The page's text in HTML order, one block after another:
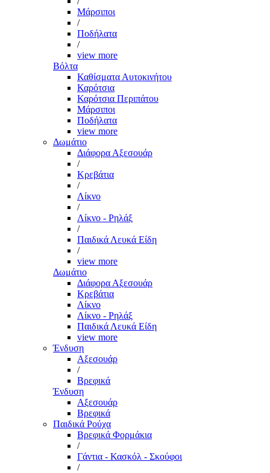
Μάρσιποι
/
Ποδήλατα
/
view more
Βόλτα
Καθίσματα Αυτοκινήτου
Καρότσια
Καρότσια Περιπάτου
Μάρσιποι
Ποδήλατα
view more
Δωμάτιο
Διάφορα Αξεσουάρ
/
Κρεβάτια
/
Λίκνο
/
Λίκνο - Ρηλάξ
/
Παιδικά Λευκά Είδη
/
view more
Δωμάτιο
Διάφορα Αξεσουάρ
Κρεβάτια
Λίκνο
Λίκνο - Ρηλάξ
Παιδικά Λευκά Είδη
view more
Ένδυση
Αξεσουάρ
/
Βρεφικά
Ένδυση
Αξεσουάρ
Βρεφικά
Παιδικά Ρούχα
Βρεφικά Φορμάκια
/
Γάντια - Κασκόλ - Σκούφοι
/